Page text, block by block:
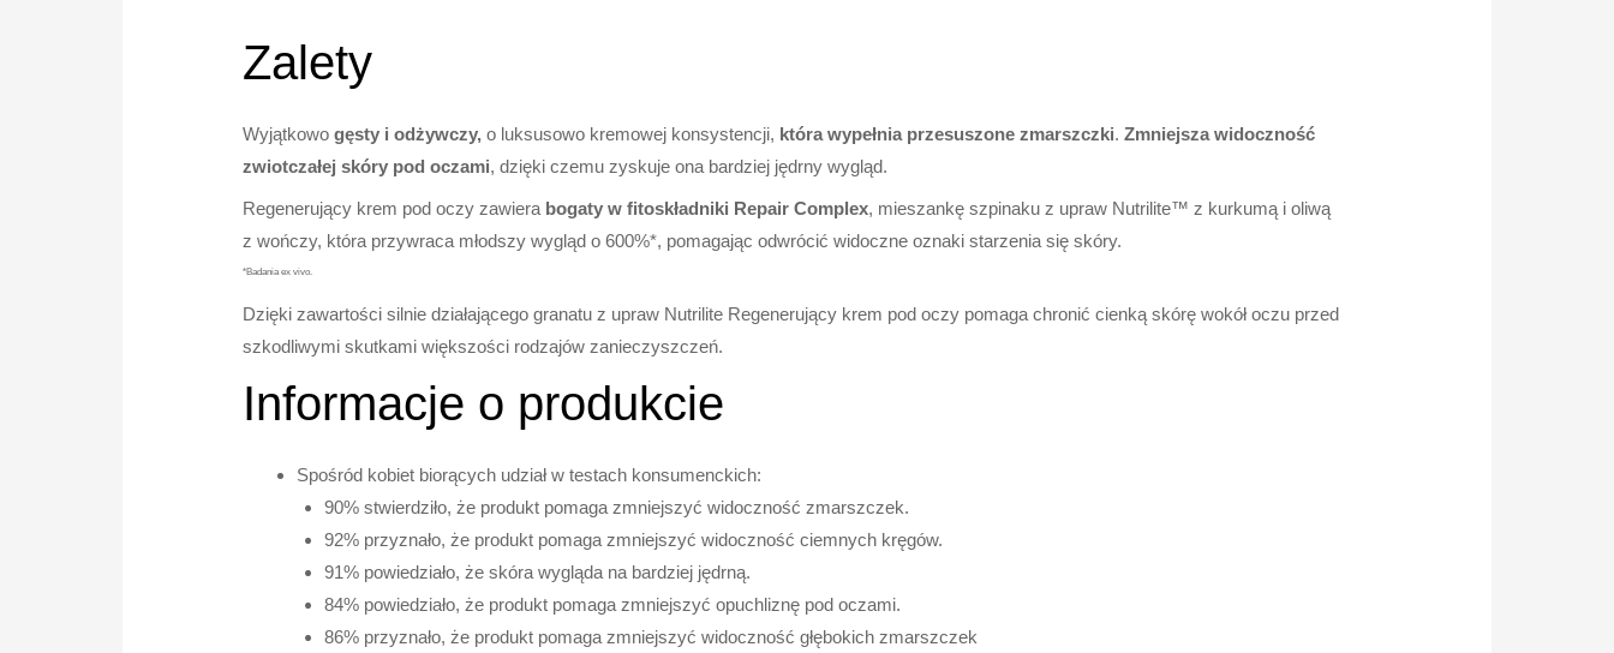
Zalety
Wyjątkowogęsty i odżywczy, o luksusowo kremowej konsystencji, która wypełnia przesuszone zmarszczki.Zmniejsza widoczność
zwiotczałej skóry pod oczami, dzięki czemu zyskuje ona bardziej jędrny wygląd.
Regenerujący krem pod oczy zawiera bogaty w fitoskładniki Repair Complex, mieszankę szpinaku z upraw Nutrilite™ z kurkumą i oliwą
z wończy, która przywraca młodszy wygląd o 600%*, pomagając odwrócić widoczne oznaki starzenia się skóry.
*Badania ex vivo.
Dzięki zawartości silnie działającego granatu z upraw Nutrilite Regenerujący krem pod oczy pomaga chronić cienką skórę wokół oczu przed
szkodliwymi skutkami większości rodzajów zanieczyszczeń.
Informacje o produkcie
Spośród kobiet biorących udział w testach konsumenckich:
90% stwierdziło, że produkt pomaga zmniejszyć widoczność zmarszczek.
92% przyznało, że produkt pomaga zmniejszyć widoczność ciemnych kręgów.
91% powiedziało, że skóra wygląda na bardziej jędrną.
84% powiedziało, że produkt pomaga zmniejszyć opuchliznę pod oczami.
86% przyznało, że produkt pomaga zmniejszyć widoczność głębokich zmarszczek